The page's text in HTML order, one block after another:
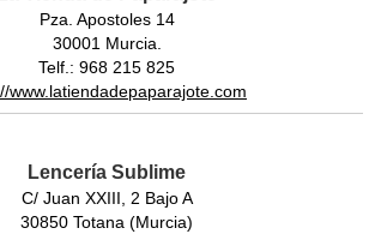
Pza. Apostoles 14
30001 Murcia.
Telf.: 968 215 825
www.latiendadepaparajote.com
Lencería Sublime
C/ Juan XXIII, 2 Bajo A
30850 Totana (Murcia)